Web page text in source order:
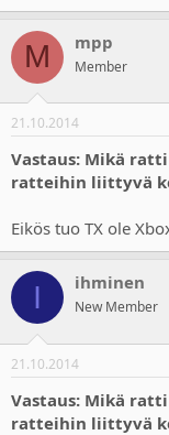
M mpp
Member
21.10.2014
Vastaus: Mikä
ratteihin liittyvä
Eikös tuo TX ole
I ihminen
New Member
21.10.2014
Vastaus: Mikä
ratteihin liittyvä